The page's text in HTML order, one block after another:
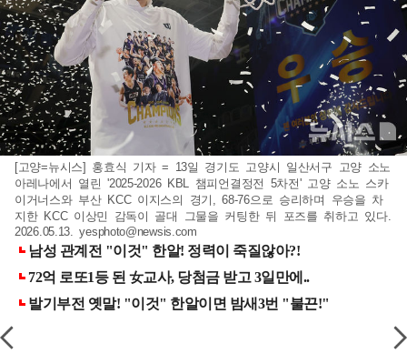
[고양=뉴시스] 홍효식 기자 = 13일 경기도 고양시 일산서구 고양 소노
아레나에서 열린 '2025-2026 KBL 챔피언결정전 5차전' 고양 소노 스카
이거너스와 부산 KCC 이지스의 경기, 68-76으로 승리하며 우승을 차
지한 KCC 이상민 감독이 골대 그물을 커팅한 뒤 포즈를 취하고 있다.
2026.05.13.yesphoto@newsis.com